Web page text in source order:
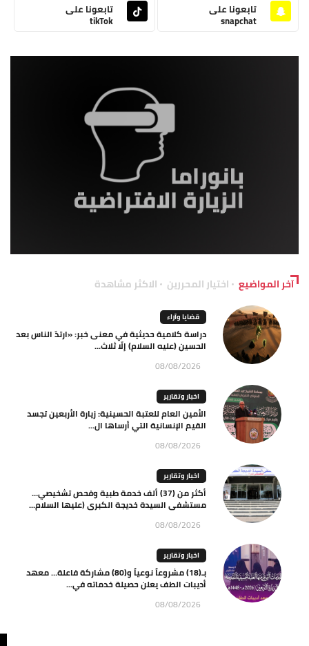
تابعونا على
snapchat
تابعونا على
tikTok
آخر المواضيع اختيار المحررين الاكثر مشاهدة
قضايا وآراء
دراسة كلامية حديثية في معنى خبر: «ارتدّ الناس بعد
الحسين (عليه السلام) إلّا ثلاث...
08/08/2026
اخبار وتقارير
الأمين العام للعتبة الحسينية: زيارة الأربعين تجسد
القيم الإنسانية التي أرساها ال...
08/08/2026
اخبار وتقارير
أكثر من (37) ألف خدمة طبية وفحص تشخيصي…
مستشفى السيدة خديجة الكبرى (عليها السلام...
08/08/2026
اخبار وتقارير
بـ(18) مشروعاً نوعياً و(80) مشاركة فاعلة… معهد
أديبات الطف يعلن حصيلة خدماته في...
08/08/2026